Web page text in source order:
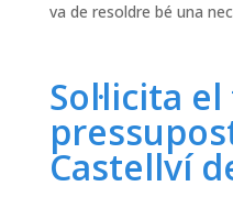
va de resoldre bé una
Sol·licita
Castellví